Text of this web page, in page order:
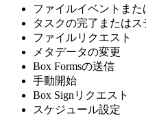
ファイルイベントまた
タスクの完了または
ファイルリクエスト
メタデータの変更
Box Formsの送信
手動開始
Box Signリクエスト
スケジュール設定